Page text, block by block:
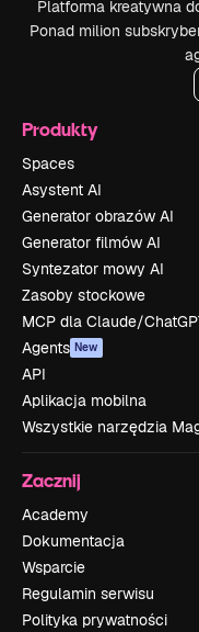
Platforma kreatywna
Ponad milion
Produkty
Spaces
Asystent AI
Generator obrazów AI
Generator filmów AI
Syntezator mowy AI
Zasoby stockowe
MCP dla Claude/
Agents New
API
Aplikacja mobilna
Wszystkie narzędzia
Zacznij
Academy
Dokumentacja
Wsparcie
Regulamin serwisu
Polityka prywatności